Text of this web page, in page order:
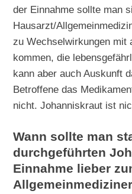
der Einnahme sollte man
Hausarzt/
zu Wechselwirkungen mit
kommen, die
kann aber auch Auskunft
Betroffene das
nicht. Johanniskraut ist
Wann sollte man
durchgeführten
Einnahme lieber